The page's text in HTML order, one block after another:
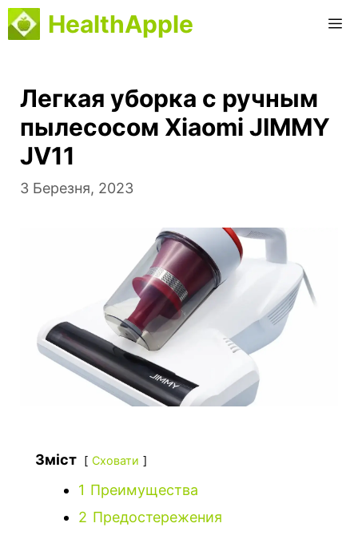
Перейти
до
HealthApple
Легкая уборка с ручным
пылесосом Xiaomi JIMMY
JV11
3 Березня, 2023
Зміст Сховати
1 Преимущества
2 Предостережения